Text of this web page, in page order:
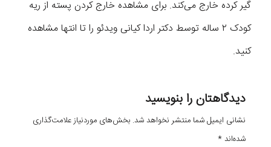
گیر کرده خارج می‌کند. برای مشاهده خارج کردن پسته از ریه
کودک ۲ ساله توسط دکتر اردا کیانی ویدئو را تا انتها مشاهده
کنید.
دیدگاهتان را بنویسید
نشانی ایمیل شما منتشر نخواهد شد. بخش‌های موردنیاز علامت‌گذاری
شده‌اند*